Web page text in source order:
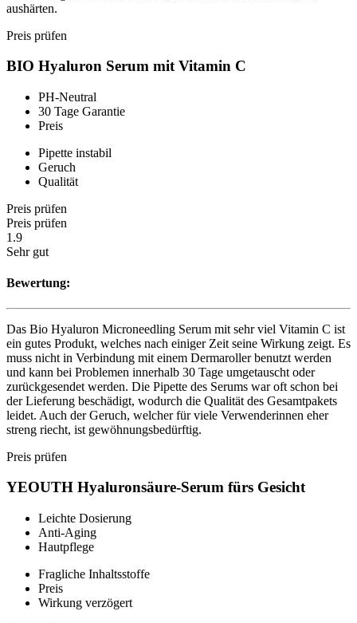
aushärten.
Preis prüfen
BIO Hyaluron Serum mit Vitamin C
PH-Neutral
30 Tage Garantie
Preis
Pipette instabil
Geruch
Qualität
Preis prüfen
Preis prüfen
1.9
Sehr gut
Bewertung:
Das Bio Hyaluron Microneedling Serum mit sehr viel Vitamin C ist
ein gutes Produkt, welches nach einiger Zeit seine Wirkung zeigt. Es
muss nicht in Verbindung mit einem Dermaroller benutzt werden
und kann bei Problemen innerhalb 30 Tage umgetauscht oder
zurückgesendet werden. Die Pipette des Serums war oft schon bei
der Lieferung beschädigt, wodurch die Qualität des Gesamtpakets
leidet. Auch der Geruch, welcher für viele Verwenderinnen eher
streng riecht, ist gewöhnungsbedürftig.
Preis prüfen
YEOUTH Hyaluronsäure-Serum fürs Gesicht
Leichte Dosierung
Anti-Aging
Hautpflege
Fragliche Inhaltsstoffe
Preis
Wirkung verzögert